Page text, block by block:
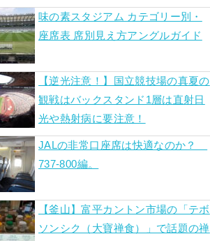
味の素スタジアム カテゴリー別・
座席表 席別見え方アングルガイド
【逆光注意！】国立競技場の真夏の
観戦はバックスタンド1層は直射日
光や熱射病に要注意！
JALの非常口座席は快適なのか？
737-800編。
【釜山】富平カントン市場の「テボ
ソンシク（大寶禅食）」で話題の禅